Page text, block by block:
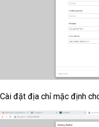
Cài đặt địa chỉ mặc định